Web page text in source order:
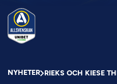
NYHETER RIEKS OCH KIESE